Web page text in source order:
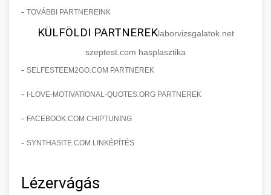
- TOVÁBBI PARTNEREINK
KÜLFÖLDI PARTNEREKlaborvizsgalatok.net
szeptest.com hasplasztika
- SELFESTEEM2GO.COM PARTNEREK
- I-LOVE-MOTIVATIONAL-QUOTES.ORG PARTNEREK
- FACEBOOK.COM CHIPTUNING
- SYNTHASITE.COM LINKÉPÍTÉS
Lézervágás